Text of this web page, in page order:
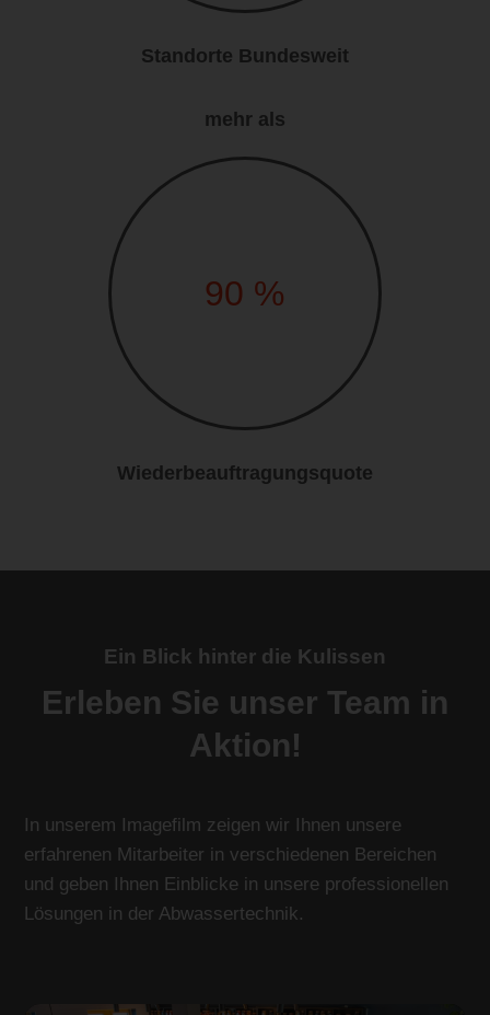
Standorte Bundesweit
mehr als
90 %
Wiederbeauftragungsquote
Ein Blick hinter die Kulissen
Erleben Sie unser Team in
Aktion!
In unserem Imagefilm zeigen wir Ihnen unsere
erfahrenen Mitarbeiter in verschiedenen Bereichen
und geben Ihnen Einblicke in unsere professionellen
Lösungen in der Abwassertechnik.